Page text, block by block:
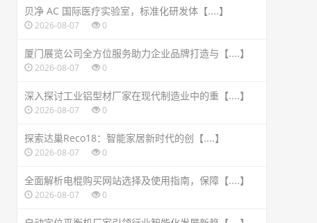
贝净 AC 国际医疗实验室，标准化研发体【....】
2026-08-07 0
厦门展览公司全方位服务助力企业品牌打造与【....】
2026-08-07 0
深入探讨工业铝型材厂家在现代制造业中的重【....】
2026-08-07 0
探索达巢Reco18：智能家居新时代的创【....】
2026-08-07 0
全面解析电棍购买网站选择及使用指南，保障【....】
2026-08-07 0